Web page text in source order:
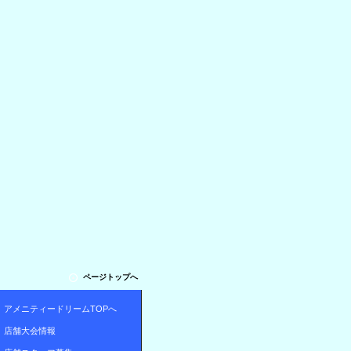
ページトップへ
アメニティードリームTOPへ
店舗大会情報